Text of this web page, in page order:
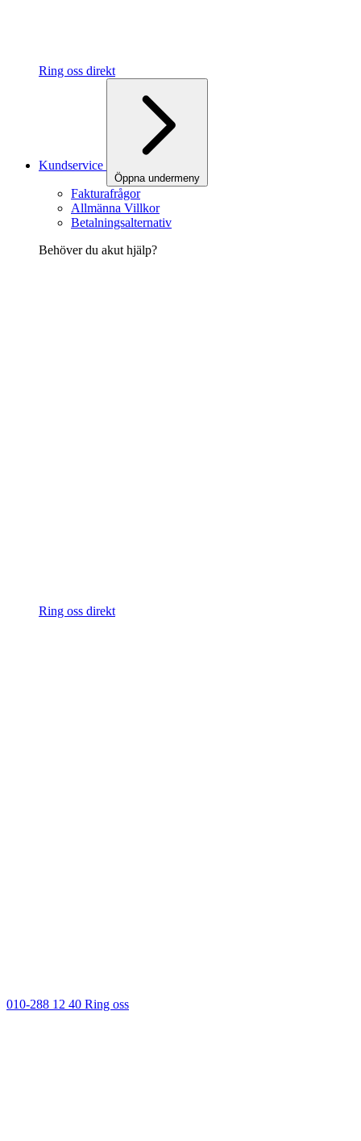
Ring oss direkt
Kundservice
Öppna undermeny
Fakturafrågor
Allmänna Villkor
Betalningsalternativ
Behöver du akut hjälp?
Ring oss direkt
010-288 12 40 Ring oss